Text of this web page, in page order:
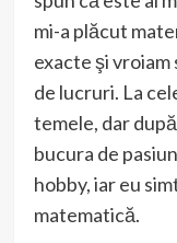
mi-a plăcut
exacte şi
de lucruri. La
temele, dar
bucura de
hobby, iar eu
matematică.